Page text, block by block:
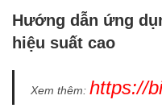
Hướng dẫn ứng
hiệu suất cao
Xem thêm: https://